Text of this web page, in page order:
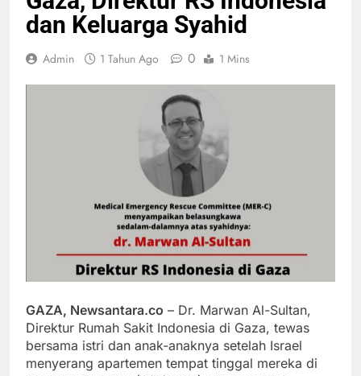
dan Keluarga Syahid
Admin 1 Tahun Ago 0 1 Mins
GAZA, Newsantara.co – Dr. Marwan Al-Sultan,
Direktur Rumah Sakit Indonesia di Gaza, tewas
bersama istri dan anak-anaknya setelah Israel
menyerang apartemen tempat tinggal mereka di